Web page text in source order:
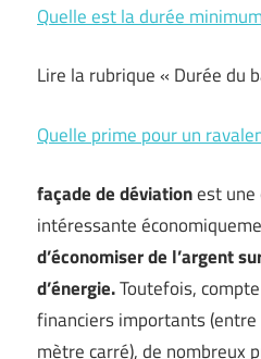
Quelle est la durée
Lire la rubrique « Durée du
Quelle prime pour un
façade de déviationest
intéressante
d’économiser de l’argent
d’énergie.Toutefois,
financiers importants
mètre carré), de nombreux